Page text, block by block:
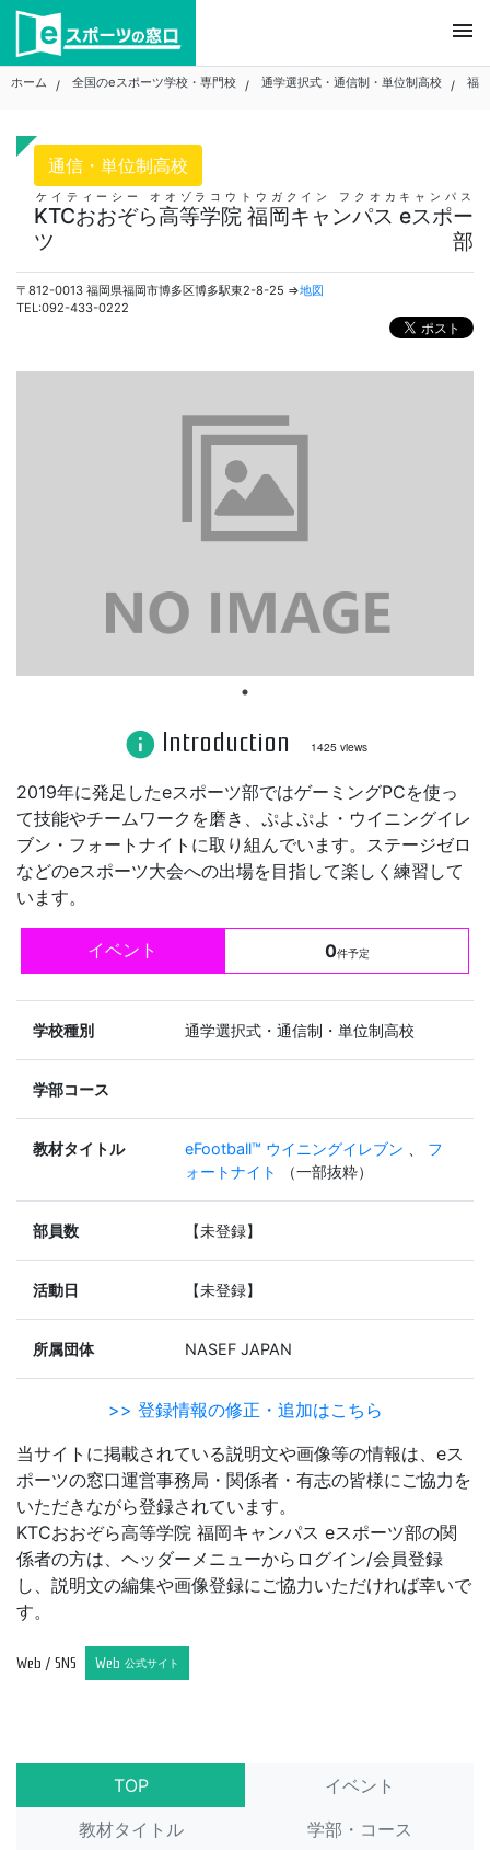
Skip
content
menu
ホーム 全国のeスポーツ学校・専門校 通学選択式・通信制・単位制高校 福
通信・単位制高校
KTCおおぞら高等学院 福岡キャンパス eスポー
ツ部
ケイティーシー オオゾラコウトウガクイン フクオカキャンパス
〒812-0013 福岡県福岡市博多区博多駅東2-8-25 ⇒地図
TEL:092-433-0222
info Introduction 1425 views
2019年に発足したeスポーツ部ではゲーミングPCを使っ
て技能やチームワークを磨き、ぷよぷよ・ウイニングイレ
ブン・フォートナイトに取り組んでいます。ステージゼロ
などのeスポーツ大会への出場を目指して楽しく練習して
います。
イベント 0件予定
学校種別 通学選択式・通信制・単位制高校
学部コース
教材タイトル eFootball™ ウイニングイレブン
フ
ォートナイト
（一部抜粋）
部員数 【未登録】
活動日 【未登録】
所属団体 NASEF JAPAN
>> 登録情報の修正・追加はこちら
当サイトに掲載されている説明文や画像等の情報は、eス
ポーツの窓口運営事務局・関係者・有志の皆様にご協力を
いただきながら登録されています。
KTCおおぞら高等学院 福岡キャンパス eスポーツ部の関
係者の方は、ヘッダーメニューからログイン/会員登録
し、説明文の編集や画像登録にご協力いただければ幸いで
す。
Web / SNS Web 公式サイト
TOP
イベント
教材タイトル
学部・コース